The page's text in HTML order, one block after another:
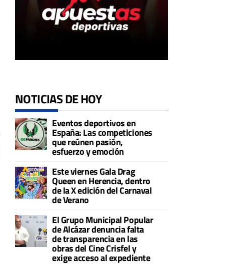
NOTICIAS DE HOY
Eventos deportivos en
España: Las competiciones
que reúnen pasión,
esfuerzo y emoción
Este viernes Gala Drag
Queen en Herencia, dentro
de la X edición del Carnaval
de Verano
El Grupo Municipal Popular
de Alcázar denuncia falta
de transparencia en las
obras del Cine Crisfel y
exige acceso al expediente